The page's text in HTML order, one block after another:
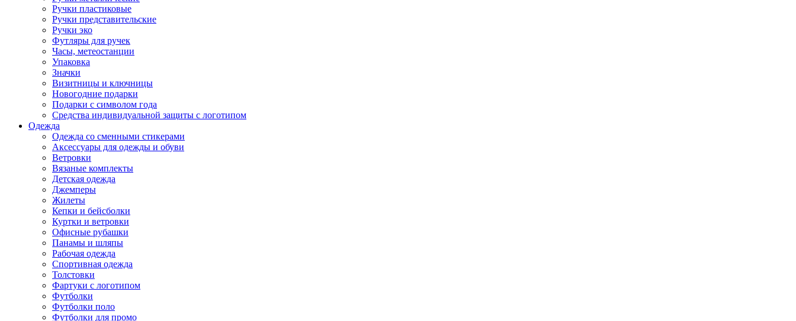
Ручки пластиковые
Ручки представительские
Ручки эко
Футляры для ручек
Часы, метеостанции
Упаковка
Значки
Визитницы и ключницы
Новогодние подарки
Подарки с символом года
Средства индивидуальной защиты с логотипом
Одежда
Одежда со сменными стикерами
Аксессуары для одежды и обуви
Ветровки
Вязаные комплекты
Детская одежда
Джемперы
Жилеты
Кепки и бейсболки
Куртки и ветровки
Офисные рубашки
Панамы и шляпы
Рабочая одежда
Спортивная одежда
Толстовки
Фартуки с логотипом
Футболки
Футболки поло
Футболки для промо